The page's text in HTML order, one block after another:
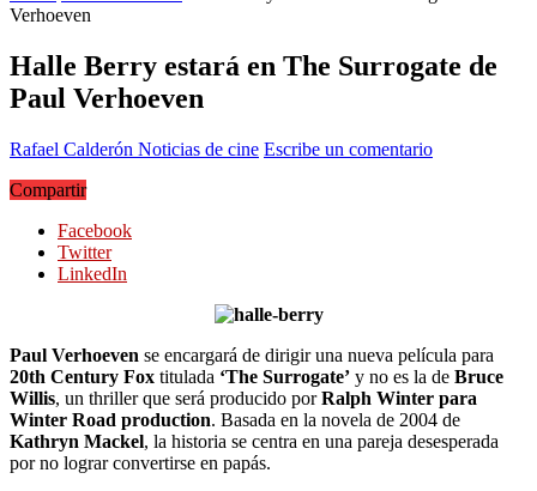
Verhoeven
Halle Berry estará en The Surrogate de
Paul Verhoeven
Rafael Calderón Noticias de cine Escribe un comentario
Compartir
Facebook
Twitter
LinkedIn
Paul Verhoeven se encargará de dirigir una nueva película para
20th Century Fox titulada ‘The Surrogate’ y no es la de Bruce
Willis, un thriller que será producido porRalph Winter para
Winter Road production. Basada en la novela de 2004 de
Kathryn Mackel, la historia se centra en una pareja desesperada
por no lograr convertirse en papás.